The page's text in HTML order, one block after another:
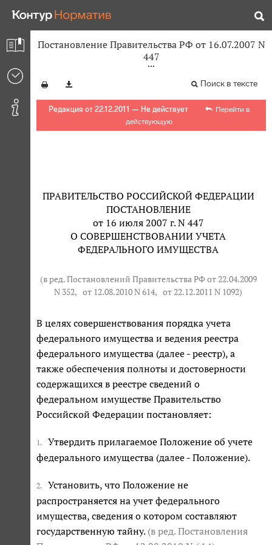
Постановление Правительства РФ от 16.07.2007 N
447
Поиск в тексте
Редакция от 22.12.2011 — Не действует
Перейти в
действующую
ПРАВИТЕЛЬСТВО РОССИЙСКОЙ ФЕДЕРАЦИИ
ПОСТАНОВЛЕНИЕ
от 16 июля 2007 г. N 447
О СОВЕРШЕНСТВОВАНИИ УЧЕТА
ФЕДЕРАЛЬНОГО ИМУЩЕСТВА
(в ред. Постановлений Правительства РФ от 22.04.2009
N 352, от 12.08.2010 N 614, от 22.12.2011 N 1092)
В целях совершенствования порядка учета
федерального имущества и ведения реестра
федерального имущества (далее - реестр), а
также обеспечения полноты и достоверности
содержащихся в реестре сведений о
федеральном имуществе Правительство
Российской Федерации постановляет:
1.
Утвердить прилагаемое Положение об учете
федерального имущества (далее - Положение).
2.
Установить, что Положение не
распространяется на учет федерального
имущества, сведения о котором составляют
государственную тайну. (в ред. Постановления